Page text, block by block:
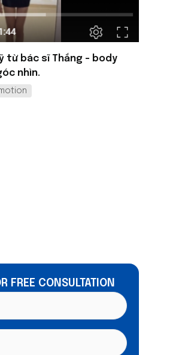
từ bác sĩ Thắng - body
nhìn.
FREE CONSULTATION